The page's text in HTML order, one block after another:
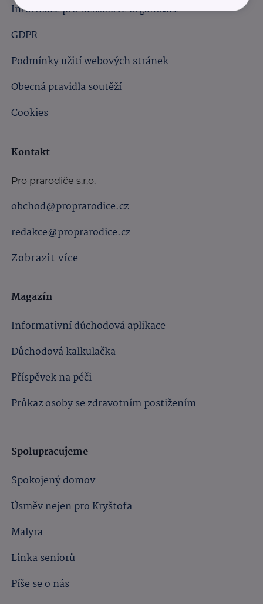
Informace pro neziskové organizace
GDPR
Podmínky užití webových stránek
Obecná pravidla soutěží
Cookies
Kontakt
Pro prarodiče s.r.o.
obchod@proprarodice.cz
redakce@proprarodice.cz
Zobrazit více
Magazín
Informativní důchodová aplikace
Důchodová kalkulačka
Příspěvek na péči
Průkaz osoby se zdravotním postižením
Spolupracujeme
Spokojený domov
Úsměv nejen pro Kryštofa
Malyra
Linka seniorů
Píše se o nás